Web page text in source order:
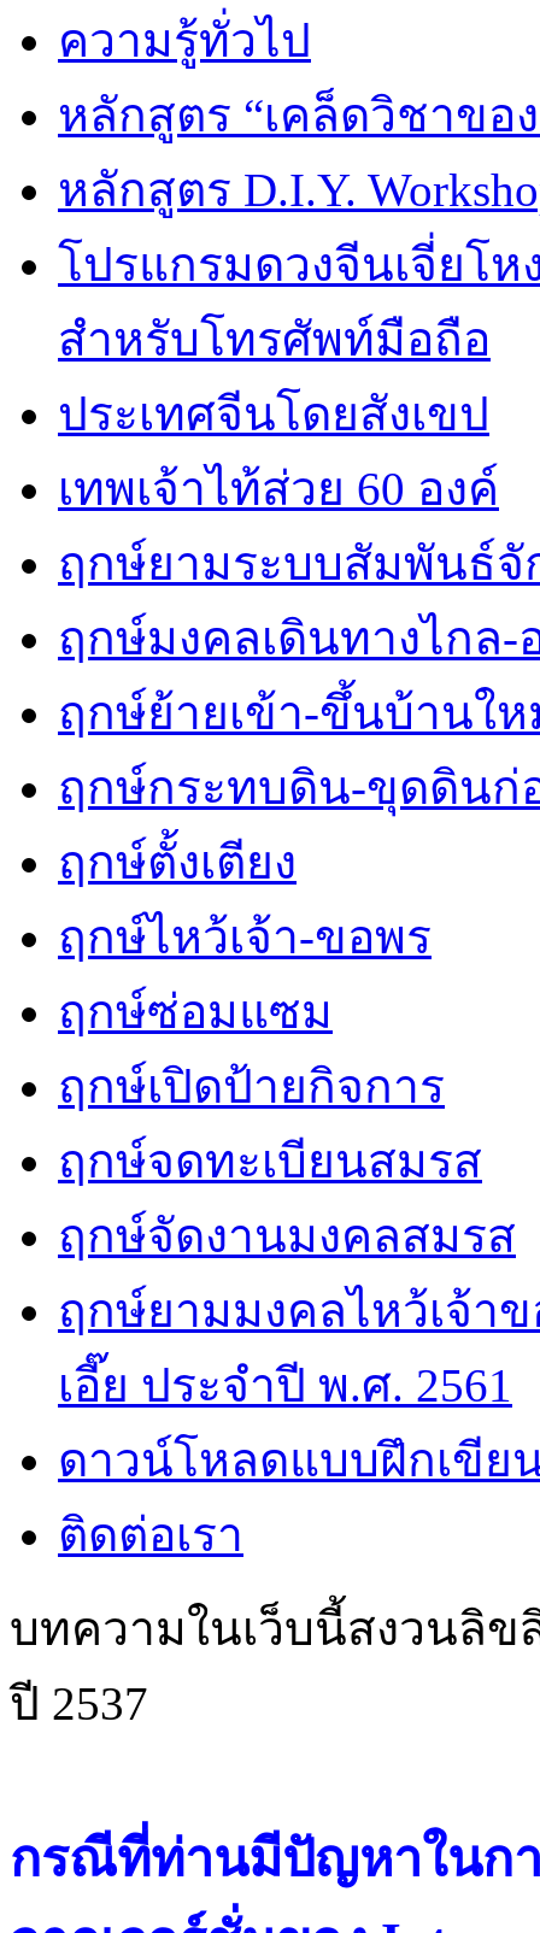
ความรู้ทั่วไป
หลักสูตร “เคล็ดวิชาขอ
หลักสูตร D.I.Y.
โปรแกรมดวงจีนเจี่ยโห
สำหรับโทรศัพท์มือถือ
ประเทศจีนโดยสังเขป
เทพเจ้าไท้ส่วย 60 องค์
ฤกษ์ยามระบบสัมพันธ์จั
ฤกษ์มงคลเดินทางไกล-
ฤกษ์ย้ายเข้า-ขึ้นบ้านใ
ฤกษ์กระทบดิน-ขุดดินก่
ฤกษ์ตั้งเตียง
ฤกษ์ไหว้เจ้า-ขอพร
ฤกษ์ซ่อมแซม
ฤกษ์เปิดป้ายกิจการ
ฤกษ์จดทะเบียนสมรส
ฤกษ์จัดงานมงคลสมรส
ฤกษ์ยามมงคลไหว้เจ้า
เอี๊ย ประจำปี พ.ศ. 2561
ดาวน์โหลดแบบฝึกเขีย
ติดต่อเรา
บทความในเว็บนี้สงวนลิ
ปี 2537
กรณีที่ท่านมีปัญหาในกา